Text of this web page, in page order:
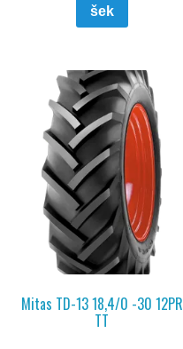
šek
Mitas TD-13 18,4/0 -30 12PR
TT